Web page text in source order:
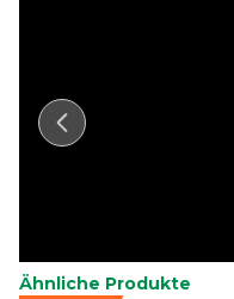
Ähnliche Produkte